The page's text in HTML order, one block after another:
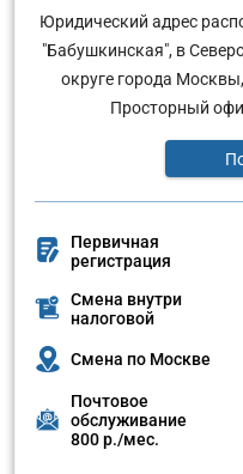
Юридический адрес
"Бабушкинская", в
округе города
Просторный
Первичная
регистрация
Смена внутри
налоговой
Смена по Москве
Почтовое
обслуживание
800 р./мес.